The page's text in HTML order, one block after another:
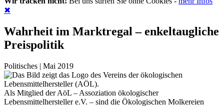
✖
Wahrheit im Marktregal – enkeltaugliche
Preispolitik
Politisches | Mai 2019
Als Mitglied der AöL – Assoziation ökologischer
Lebensmittelhersteller e.V. – sind die Ökologischen Molkereien